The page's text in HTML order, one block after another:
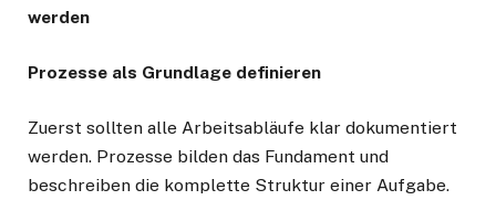
werden
Prozesse als Grundlage definieren
Zuerst sollten alle Arbeitsabläufe klar dokumentiert
werden. Prozesse bilden das Fundament und
beschreiben die komplette Struktur einer Aufgabe.